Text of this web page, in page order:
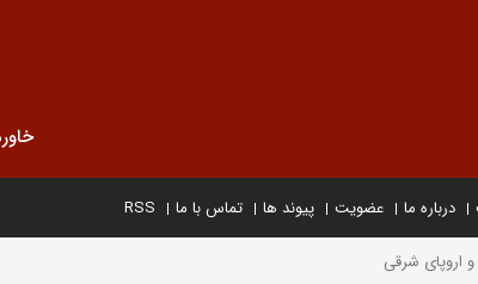
درباره ما عضویت پیوند ها تماس با ما RSS
و اروپای شرقی